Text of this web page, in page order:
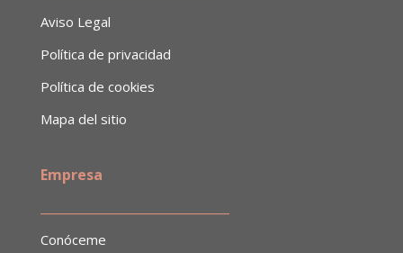
Aviso Legal
Política de privacidad
Política de cookies
Mapa del sitio
Empresa
Conóceme